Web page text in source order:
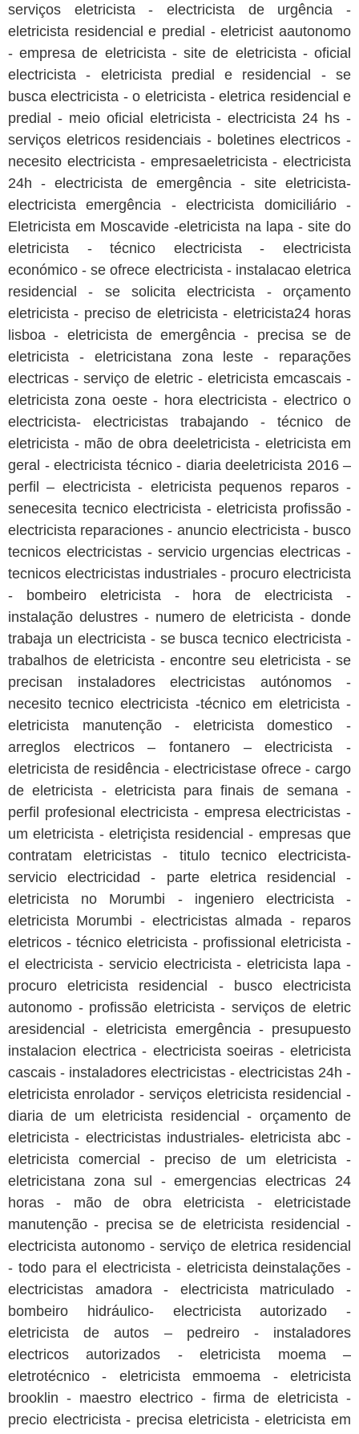
serviços eletricista - electricista de urgência -
eletricista residencial e predial - eletricist aautonomo
- empresa de eletricista - site de eletricista - oficial
electricista - eletricista predial e residencial - se
busca electricista - o eletricista - eletrica residencial e
predial - meio oficial eletricista - electricista 24 hs -
serviços eletricos residenciais - boletines electricos -
necesito electricista - empresaeletricista - electricista
24h - electricista de emergência - site eletricista-
electricista emergência - electricista domiciliário -
Eletricista em Moscavide -eletricista na lapa - site do
eletricista - técnico electricista - electricista
económico - se ofrece electricista - instalacao eletrica
residencial - se solicita electricista - orçamento
eletricista - preciso de eletricista - eletricista24 horas
lisboa - eletricista de emergência - precisa se de
eletricista - eletricistana zona leste - reparações
electricas - serviço de eletric - eletricista emcascais -
eletricista zona oeste - hora electricista - electrico o
electricista- electricistas trabajando - técnico de
eletricista - mão de obra deeletricista - eletricista em
geral - electricista técnico - diaria deeletricista 2016 –
perfil – electricista - eletricista pequenos reparos -
senecesita tecnico electricista - eletricista profissão -
electricista reparaciones - anuncio electricista - busco
tecnicos electricistas - servicio urgencias electricas -
tecnicos electricistas industriales - procuro electricista
- bombeiro eletricista - hora de electricista -
instalação delustres - numero de eletricista - donde
trabaja un electricista - se busca tecnico electricista -
trabalhos de eletricista - encontre seu eletricista - se
precisan instaladores electricistas autónomos -
necesito tecnico electricista -técnico em eletricista -
eletricista manutenção - eletricista domestico -
arreglos electricos – fontanero – electricista -
eletricista de residência - electricistase ofrece - cargo
de eletricista - eletricista para finais de semana -
perfil profesional electricista - empresa electricistas -
um eletricista - eletriçista residencial - empresas que
contratam eletricistas - titulo tecnico electricista-
servicio electricidad - parte eletrica residencial -
eletricista no Morumbi - ingeniero electricista -
eletricista Morumbi - electricistas almada - reparos
eletricos - técnico eletricista - profissional eletricista -
el electricista - servicio electricista - eletricista lapa -
procuro eletricista residencial - busco electricista
autonomo - profissão eletricista - serviços de eletric
aresidencial - eletricista emergência - presupuesto
instalacion electrica - electricista soeiras - eletricista
cascais - instaladores electricistas - electricistas 24h -
eletricista enrolador - serviços eletricista residencial -
diaria de um eletricista residencial - orçamento de
eletricista - electricistas industriales- eletricista abc -
eletricista comercial - preciso de um eletricista -
eletricistana zona sul - emergencias electricas 24
horas - mão de obra eletricista - eletricistade
manutenção - precisa se de eletricista residencial -
electricista autonomo - serviço de eletrica residencial
- todo para el electricista - eletricista deinstalações -
electricistas amadora - electricista matriculado -
bombeiro hidráulico- electricista autorizado -
eletricista de autos – pedreiro - instaladores
electricos autorizados - eletricista moema –
eletrotécnico - eletricista emmoema - eletricista
brooklin - maestro electrico - firma de eletricista -
precio electricista - precisa eletricista - eletricista em